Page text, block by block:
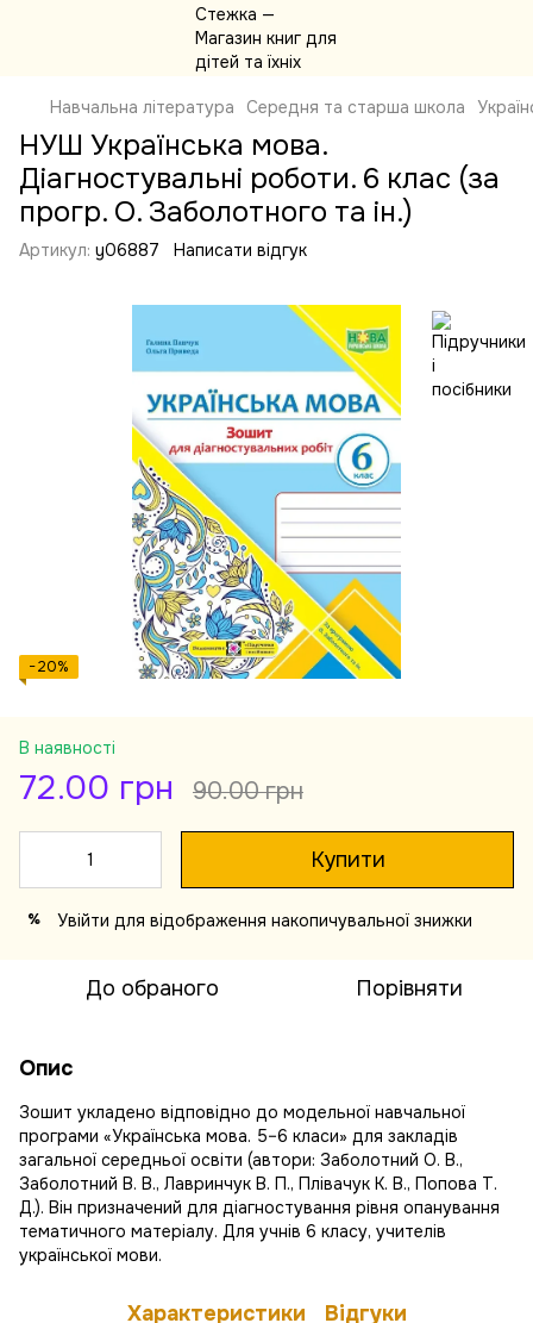
Навчальна література Середня та старша школа
НУШ Українська мова.
Діагностувальні роботи. 6 клас (за
прогр. О. Заболотного та ін.)
Артикул: y06887 Написати відгук
−20%
В наявності
72.00 грн 90.00 грн
Купити
% Увійти для відображення накопичувальної знижки
До обраного Порівняти
Опис
Зошит укладено відповідно до модельної навчальної
програми «Українська мова. 5–6 класи» для закладів
загальної середньої освіти (автори: Заболотний О. В.,
Заболотний В. В., Лавринчук В. П., Плівачук К. В., Попова Т.
Д.). Він призначений для діагностування рівня опанування
тематичного матеріалу. Для учнів 6 класу, учителів
української мови.
Характеристики Відгуки